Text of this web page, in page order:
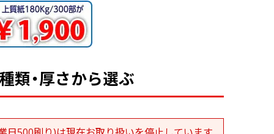
類・厚さから選ぶ